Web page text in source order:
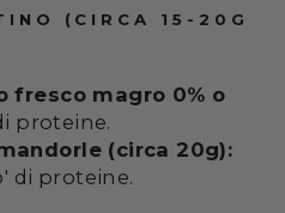
(CIRCA 15-20G
fresco magro 0% o
proteine.
(circa 20g):
di proteine.